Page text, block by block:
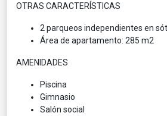
OTRAS CARACTERÍSTICAS
2 parqueos independientes en
Área de apartamento: 285 m2
AMENIDADES
Piscina
Gimnasio
Salón social